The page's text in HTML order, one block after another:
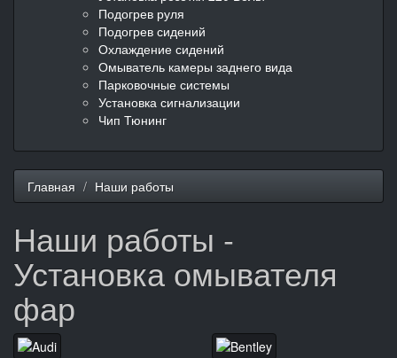
Подогрев руля
Подогрев сидений
Охлаждение сидений
Омыватель камеры заднего вида
Парковочные системы
Установка сигнализации
Чип Тюнинг
Главная Наши работы
Наши работы -
Установка омывателя
фар